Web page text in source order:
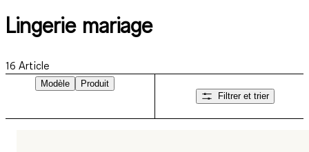
Lingerie mariage
16 Article
Modèle
Produit
Filtrer et trier